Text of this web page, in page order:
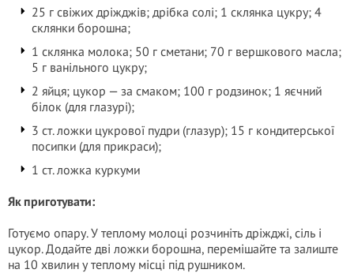
25 г свіжих дріжджів; дрібка солі; 1 склянка цукру; 4
склянки борошна;
1 склянка молока; 50 г сметани; 70 г вершкового масла;
5 г ванільного цукру;
2 яйця; цукор — за смаком; 100 г родзинок; 1 яєчний
білок (для глазурі);
3 ст. ложки цукрової пудри (глазур); 15 г кондитерської
посипки (для прикраси);
1 ст. ложка куркуми
Як приготувати:
Готуємо опару. У теплому молоці розчиніть дріжджі, сіль і
цукор. Додайте дві ложки борошна, перемішайте та залиште
на 10 хвилин у теплому місці під рушником.